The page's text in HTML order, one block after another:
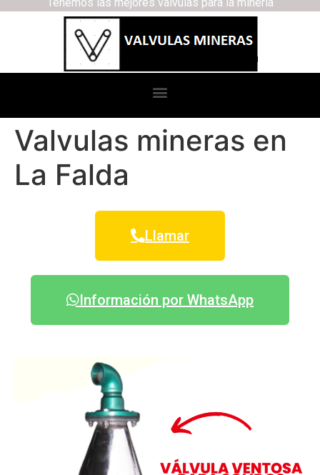
Valvulas mineras en
La Falda
Llamar
Información por WhatsApp